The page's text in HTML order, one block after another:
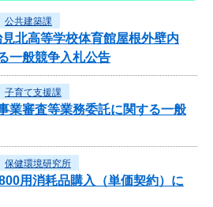
公共建築課
見北高等学校体育館屋根外壁内
一般競争入札公告
子育て支援課
業審査等業務委託に関する一般
保健環境研究所
用消耗品購入（単価契約）に